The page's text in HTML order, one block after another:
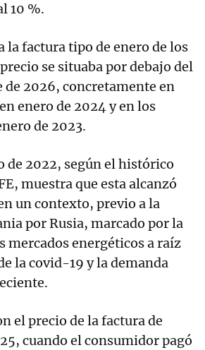
10 %.
la factura tipo de enero de los
se situaba por debajo del
de 2026, concretamente en
enero de 2024 y en los
de 2023.
de 2022, según el histórico
muestra que esta alcanzó
un contexto, previo a la
por Rusia, marcado por la
mercados energéticos a raíz
la covid-19 y la demanda
el precio de la factura de
cuando el consumidor pagó